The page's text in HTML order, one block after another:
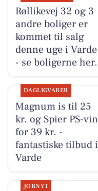
Røllikevej 32 og 3
andre boliger er
kommet til salg
denne uge i Varde
- se boligerne her.
DAGLIGVARER
Magnum is til 25
kr. og Spier PS-vin
for 39 kr. -
fantastiske tilbud i
Varde
JOBNYT